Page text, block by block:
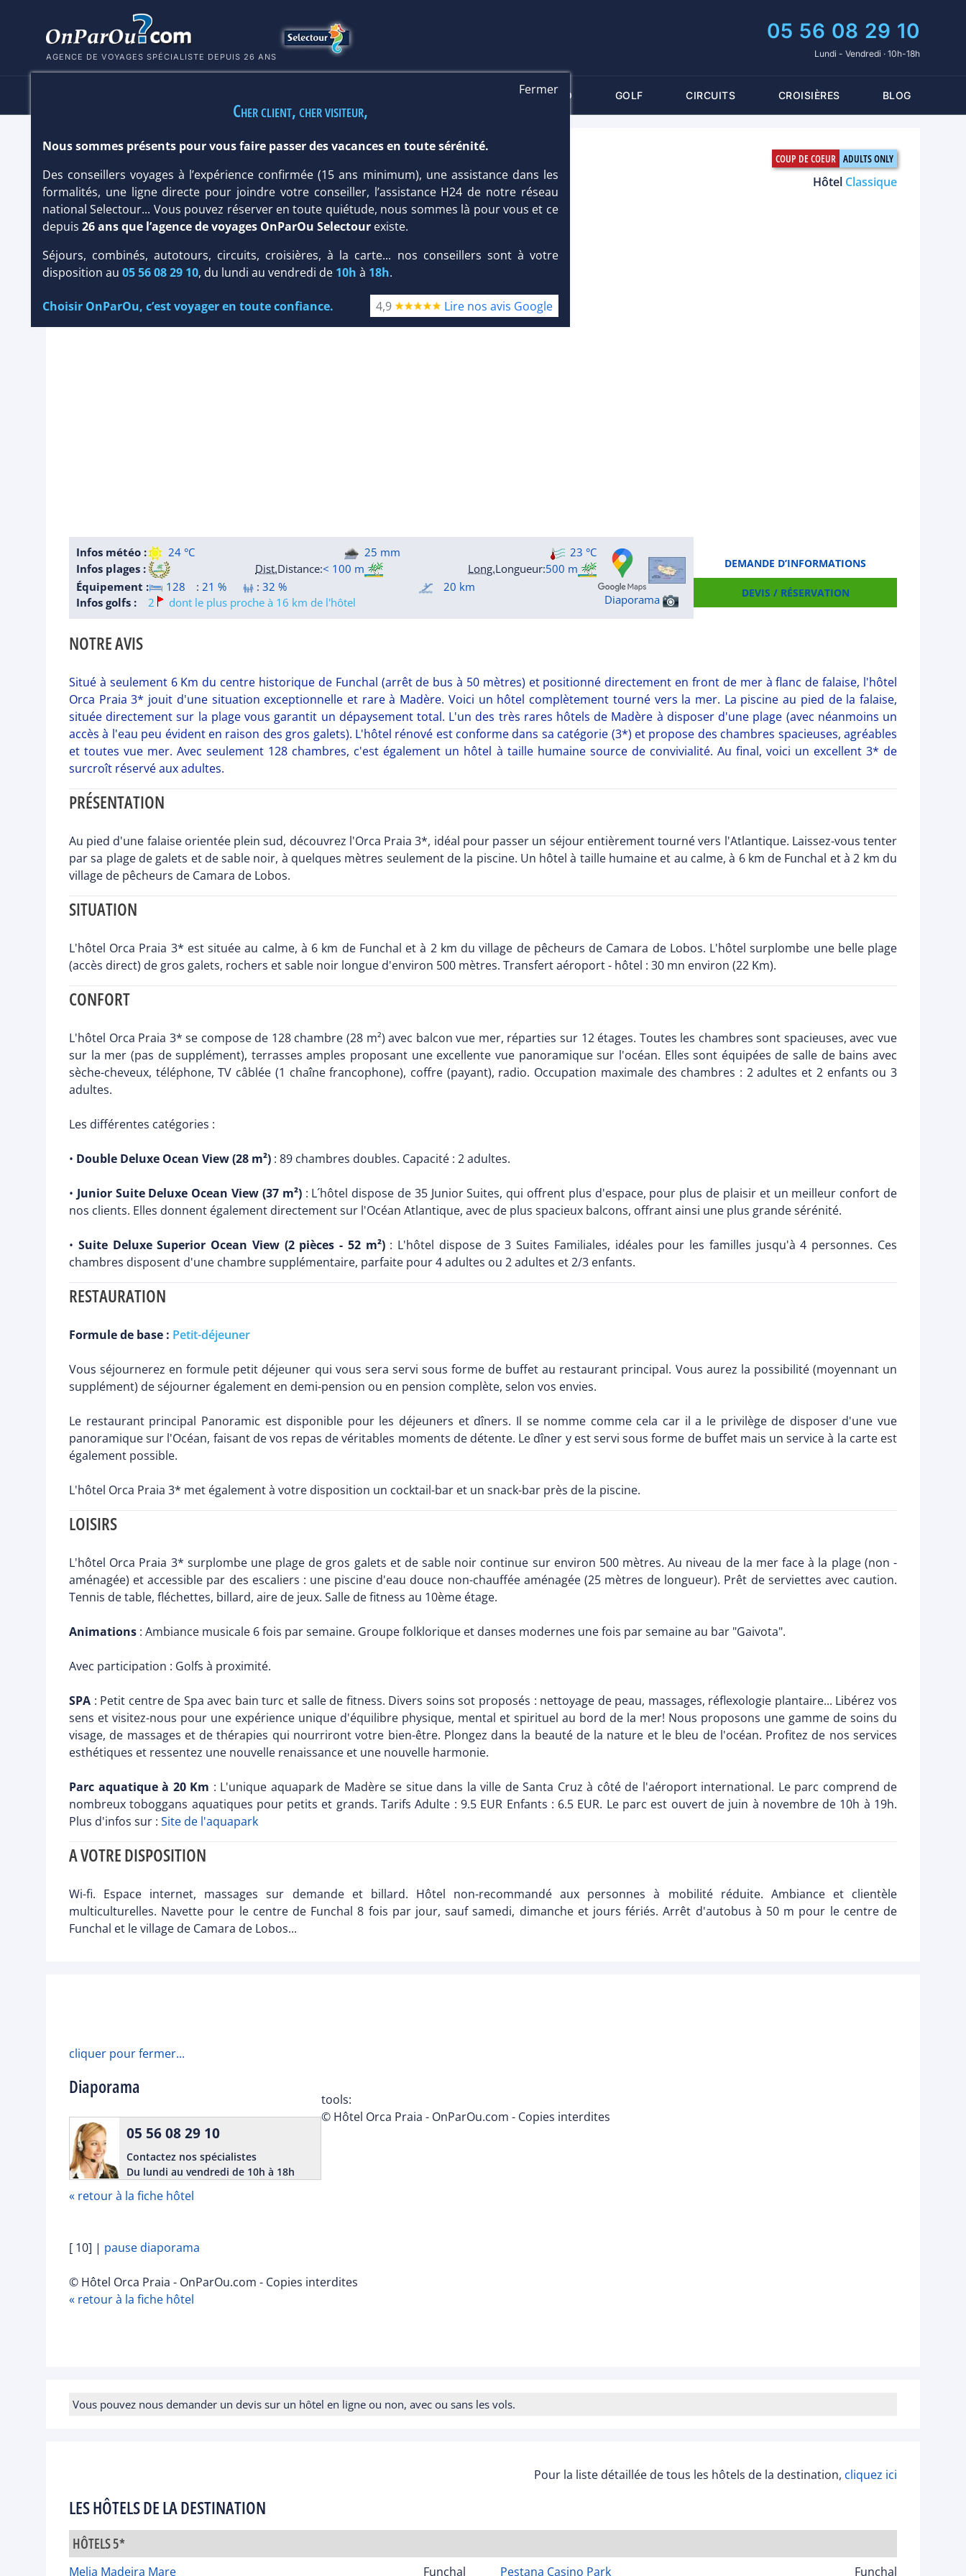
AGENCE DE VOYAGES SPÉCIALISTE DEPUIS 26 ANS
05 56 08 29 10
Lundi - Vendredi · 10h-18h
THALASSO GOLF CIRCUITS CROISIÈRES BLOG
HÔTEL ORCA PRAIA 3*
Madère/Funchal Hôtel Classique
DEMANDE D’INFORMATIONS
DEVIS / RÉSERVATION
Infos météo : 24 °C 25 mm
23 °C
Infos plages :
Dist.Distance:< 100 m Long.Longueur:500 m
Équipement :
128 : 21 % : 32 %
20 km
Infos golfs :
2 dont le plus proche à 16 km de l'hôtel Diaporama
NOTRE AVIS
Situé à seulement 6 Km du centre historique de Funchal (arrêt de bus à 50 mètres) et positionné directement en front de mer à flanc de falaise, l'hôtel
Orca Praia 3* jouit d'une situation exceptionnelle et rare à Madère. Voici un hôtel complètement tourné vers la mer. La piscine au pied de la falaise,
située directement sur la plage vous garantit un dépaysement total. L'un des très rares hôtels de Madère à disposer d'une plage (avec néanmoins un
accès à l'eau peu évident en raison des gros galets). L'hôtel rénové est conforme dans sa catégorie (3*) et propose des chambres spacieuses, agréables
et toutes vue mer. Avec seulement 128 chambres, c'est également un hôtel à taille humaine source de convivialité. Au final, voici un excellent 3* de
surcroît réservé aux adultes.
PRÉSENTATION
Au pied d'une falaise orientée plein sud, découvrez l'Orca Praia 3*, idéal pour passer un séjour entièrement tourné vers l'Atlantique. Laissez-vous tenter
par sa plage de galets et de sable noir, à quelques mètres seulement de la piscine. Un hôtel à taille humaine et au calme, à 6 km de Funchal et à 2 km du
village de pêcheurs de Camara de Lobos.
SITUATION
L'hôtel Orca Praia 3* est située au calme, à 6 km de Funchal et à 2 km du village de pêcheurs de Camara de Lobos. L'hôtel surplombe une belle plage
(accès direct) de gros galets, rochers et sable noir longue d'environ 500 mètres. Transfert aéroport - hôtel : 30 mn environ (22 Km).
CONFORT
L'hôtel Orca Praia 3* se compose de 128 chambre (28 m²) avec balcon vue mer, réparties sur 12 étages. Toutes les chambres sont spacieuses, avec vue
sur la mer (pas de supplément), terrasses amples proposant une excellente vue panoramique sur l'océan. Elles sont équipées de salle de bains avec
sèche-cheveux, téléphone, TV câblée (1 chaîne francophone), coffre (payant), radio. Occupation maximale des chambres : 2 adultes et 2 enfants ou 3
adultes.
Les différentes catégories :
• Double Deluxe Ocean View (28 m²) : 89 chambres doubles. Capacité : 2 adultes.
• Junior Suite Deluxe Ocean View (37 m²): L´hôtel dispose de 35 Junior Suites, qui offrent plus d'espace, pour plus de plaisir et un meilleur confort de
nos clients. Elles donnent également directement sur l'Océan Atlantique, avec de plus spacieux balcons, offrant ainsi une plus grande sérénité.
• Suite Deluxe Superior Ocean View (2 pièces - 52 m²): L'hôtel dispose de 3 Suites Familiales, idéales pour les familles jusqu'à 4 personnes. Ces
chambres disposent d'une chambre supplémentaire, parfaite pour 4 adultes ou 2 adultes et 2/3 enfants.
RESTAURATION
Formule de base : Petit-déjeuner
Vous séjournerez en formule petit déjeuner qui vous sera servi sous forme de buffet au restaurant principal. Vous aurez la possibilité (moyennant un
supplément) de séjourner également en demi-pension ou en pension complète, selon vos envies.
Le restaurant principal Panoramic est disponible pour les déjeuners et dîners. Il se nomme comme cela car il a le privilège de disposer d'une vue
panoramique sur l'Océan, faisant de vos repas de véritables moments de détente. Le dîner y est servi sous forme de buffet mais un service à la carte est
également possible.
L'hôtel Orca Praia 3* met également à votre disposition un cocktail-bar et un snack-bar près de la piscine.
LOISIRS
L'hôtel Orca Praia 3* surplombe une plage de gros galets et de sable noir continue sur environ 500 mètres. Au niveau de la mer face à la plage (non -
aménagée) et accessible par des escaliers : une piscine d'eau douce non-chauffée aménagée (25 mètres de longueur). Prêt de serviettes avec caution.
Tennis de table, fléchettes, billard, aire de jeux. Salle de fitness au 10ème étage.
Animations : Ambiance musicale 6 fois par semaine. Groupe folklorique et danses modernes une fois par semaine au bar "Gaivota".
Avec participation : Golfs à proximité.
SPA : Petit centre de Spa avec bain turc et salle de fitness. Divers soins sot proposés : nettoyage de peau, massages, réflexologie plantaire... Libérez vos
sens et visitez-nous pour une expérience unique d'équilibre physique, mental et spirituel au bord de la mer! Nous proposons une gamme de soins du
visage, de massages et de thérapies qui nourriront votre bien-être. Plongez dans la beauté de la nature et le bleu de l'océan. Profitez de nos services
esthétiques et ressentez une nouvelle renaissance et une nouvelle harmonie.
Parc aquatique à 20 Km : L'unique aquapark de Madère se situe dans la ville de Santa Cruz à côté de l'aéroport international. Le parc comprend de
nombreux toboggans aquatiques pour petits et grands. Tarifs Adulte : 9.5 EUR Enfants : 6.5 EUR. Le parc est ouvert de juin à novembre de 10h à 19h.
Plus d'infos sur : Site de l'aquapark
A VOTRE DISPOSITION
Wi-fi. Espace internet, massages sur demande et billard. Hôtel non-recommandé aux personnes à mobilité réduite. Ambiance et clientèle
multiculturelles. Navette pour le centre de Funchal 8 fois par jour, sauf samedi, dimanche et jours fériés. Arrêt d'autobus à 50 m pour le centre de
Funchal et le village de Camara de Lobos...
cliquer pour fermer...
Diaporama
05 56 08 29 10
Contactez nos spécialistes
Du lundi au vendredi de 10h à 18h
tools:
© Hôtel Orca Praia - OnParOu.com - Copies interdites
« retour à la fiche hôtel
[ 10] | pause diaporama
© Hôtel Orca Praia - OnParOu.com - Copies interdites
« retour à la fiche hôtel
Vous pouvez nous demander un devis sur un hôtel en ligne ou non, avec ou sans les vols.
Pour la liste détaillée de tous les hôtels de la destination, cliquez ici
LES HÔTELS DE LA DESTINATION
HÔTELS 5*
Melia Madeira Mare Funchal Pestana Casino Park Funchal
Fermer
Cher client, cher visiteur,
Nous sommes présents pour vous faire passer des vacances en toute sérénité.
Des conseillers voyages à l’expérience confirmée (15 ans minimum), une assistance dans les
formalités, une ligne directe pour joindre votre conseiller, l’assistance H24 de notre réseau
national Selectour... Vous pouvez réserver en toute quiétude, nous sommes là pour vous et ce
depuis 26 ans que l’agence de voyages OnParOu Selectourexiste.
Séjours, combinés, autotours, circuits, croisières, à la carte... nos conseillers sont à votre
disposition au 05 56 08 29 10, du lundi au vendredi de 10h à 18h.
Choisir OnParOu, c’est voyager en toute confiance. 4,9 Lire nos avis Google